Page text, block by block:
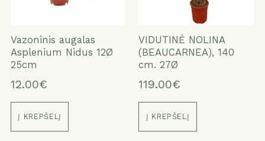
Vazoninis augalas
Asplenium Nidus 12Ø
25cm
12.00€
Į KREPŠELĮ
VIDUTINĖ NOLINA
(BEAUCARNEA), 140
cm. 27Ø
119.00€
Į KREPŠELĮ